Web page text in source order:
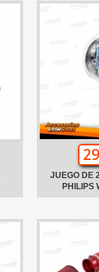
JUEGO DE
PHILIPS